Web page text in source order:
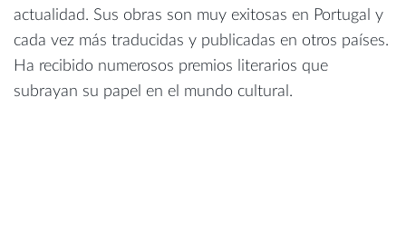
actualidad. Sus obras son muy exitosas en Portugal y
cada vez más traducidas y publicadas en otros países.
Ha recibido numerosos premios literarios que
subrayan su papel en el mundo cultural.